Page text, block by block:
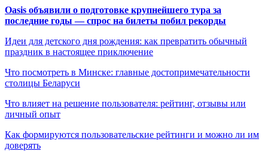
Oasis объявили о подготовке крупнейшего тура за
последние годы — спрос на билеты побил рекорды
Идеи для детского дня рождения: как превратить обычный
праздник в настоящее приключение
Что посмотреть в Минске: главные достопримечательности
столицы Беларуси
Что влияет на решение пользователя: рейтинг, отзывы или
личный опыт
Как формируются пользовательские рейтинги и можно ли им
доверять